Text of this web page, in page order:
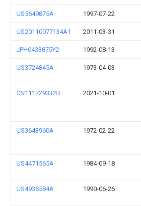
US5649875A 1997-07-22
US20110077134A1 2011-03-31
JPH0433875Y2 1992-08-13
US3724845A 1973-04-03
CN111729332B 2021-10-01
US3643960A 1972-02-22
US4471565A 1984-09-18
US4936584A 1990-06-26